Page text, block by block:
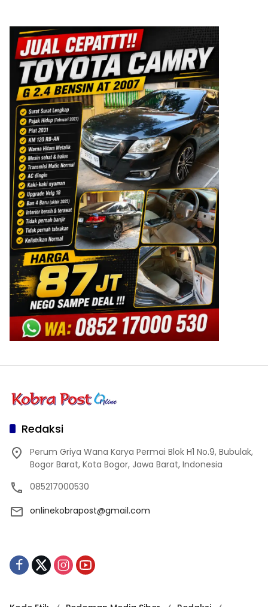
Redaksi
Perum Griya Wana Karya Permai Blok H1 No.9, Bubulak,
Bogor Barat, Kota Bogor, Jawa Barat, Indonesia
085217000530
onlinekobrapost@gmail.com